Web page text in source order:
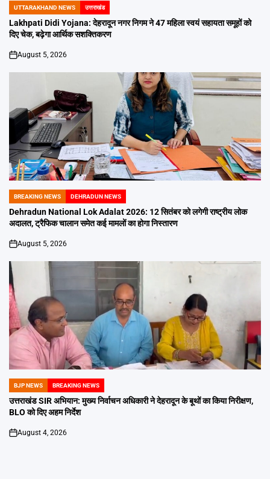
POSTED
IN
UTTARAKHAND NEWS उत्तराखंड
Lakhpati Didi Yojana: देहरादून नगर निगम ने 47 महिला स्वयं सहायता समूहों को
दिए चेक, बढ़ेगा आर्थिक सशक्तिकरण
on
August 5, 2026
POSTED
IN
BREAKING NEWS DEHRADUN NEWS
Dehradun National Lok Adalat 2026: 12 सितंबर को लगेगी राष्ट्रीय लोक
अदालत, ट्रैफिक चालान समेत कई मामलों का होगा निस्तारण
on
August 5, 2026
POSTED
IN
BJP NEWS BREAKING NEWS
उत्तराखंड SIR अभियान: मुख्य निर्वाचन अधिकारी ने देहरादून के बूथों का किया निरीक्षण,
BLO को दिए अहम निर्देश
on
August 4, 2026